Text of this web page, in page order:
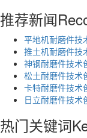
推荐新闻
平地机耐磨件技
推土机耐磨件技
神钢耐磨件技术
松土耐磨件技术
卡特耐磨件技术
日立耐磨件技术
热门关键词